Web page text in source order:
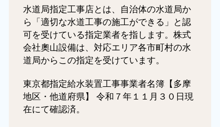
水道局指定工事店とは、自治体の水道局か
ら「適切な水道工事の施工ができる」と認
可を受けている指定業者を指します。株式
会社奧山設備は、対応エリア各市町村の水
道局からこの指定を受けています。
東京都指定給水装置工事事業者名簿【多摩
地区・他道府県】 令和７年１１月３０日現
在にて確認済。